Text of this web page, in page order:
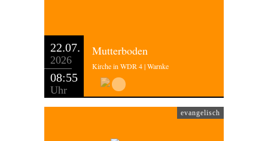
22.07.
2026
08:55
Uhr
Mutterboden
Kirche in WDR 4 | Warnke
evangelisch